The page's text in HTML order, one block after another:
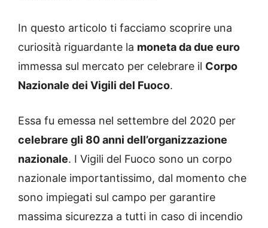
In questo articolo ti facciamo scoprire una
curiosità riguardante la moneta da due euro
immessa sul mercato per celebrare il Corpo
Nazionale dei Vigili del Fuoco.
Essa fu emessa nel settembre del 2020 per
celebrare gli 80 anni dell’organizzazione
nazionale. I Vigili del Fuoco sono un corpo
nazionale importantissimo, dal momento che
sono impiegati sul campo per garantire
massima sicurezza a tutti in caso di incendio